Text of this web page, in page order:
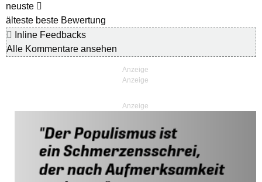
neuste
älteste beste Bewertung
Inline Feedbacks
Alle Kommentare ansehen
Anzeige